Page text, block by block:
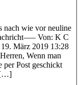
nach wie vor neuline
Von: K C
März 2019 13:28
Wenn man
per Post geschickt
[…]